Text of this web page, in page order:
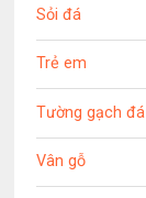
Sỏi đá
Trẻ em
Tường gạch đá
Vân gỗ